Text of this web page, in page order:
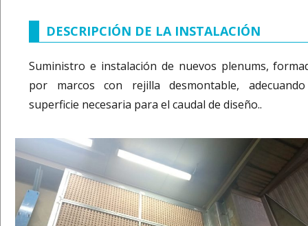
DESCRIPCIÓN DE LA INSTALACIÓN
Suministro e instalación de nuevos plenums,
por marcos con rejilla desmontable,
superficie necesaria para el caudal de diseño..